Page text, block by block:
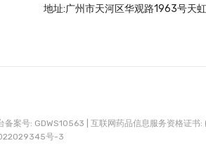
地址:广州市天河区华观路1963号天
备案号: GDWS10563 | 互联网药品信息服务资格证
号-3